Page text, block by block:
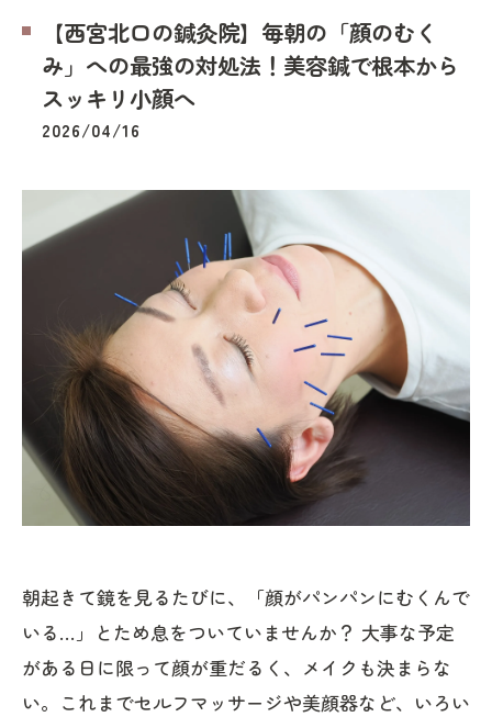
【西宮北口の鍼灸院】毎朝の「顔のむく
み」への最強の対処法！美容鍼で根本から
スッキリ小顔へ
2026/04/16
朝起きて鏡を見るたびに、「顔がパンパンにむくんで
いる…」とため息をついていませんか？ 大事な予定
がある日に限って顔が重だるく、メイクも決まらな
い。これまでセルフマッサージや美顔器など、いろい